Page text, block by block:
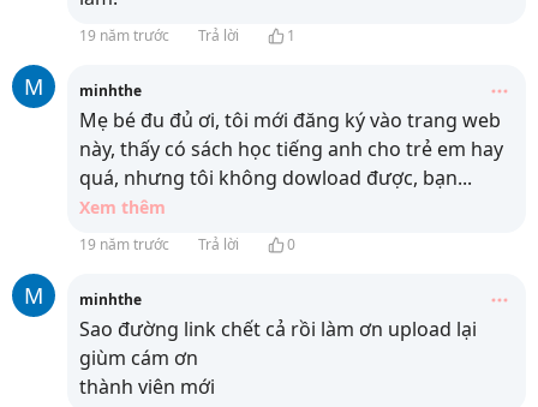
19 năm trước Trả lời 1
M minhthe
Mẹ bé đu đủ ơi, tôi mới đăng ký vào trang web
này, thấy có sách học tiếng anh cho trẻ em hay
quá, nhưng tôi không dowload được, bạn...
Xem thêm
19 năm trước Trả lời 0
M minhthe
Sao đường link chết cả rồi làm ơn upload lại
giùm cám ơn
thành viên mới